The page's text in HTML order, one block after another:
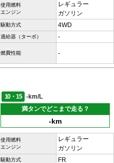
使用燃料
エンジン
レギュラー
ガソリン
駆動方式 4WD
過給器（ターボ） -
燃費性能 -
10・15
-km/L
満タンでどこまで走る？
-km
使用燃料
エンジン
レギュラー
ガソリン
駆動方式 FR